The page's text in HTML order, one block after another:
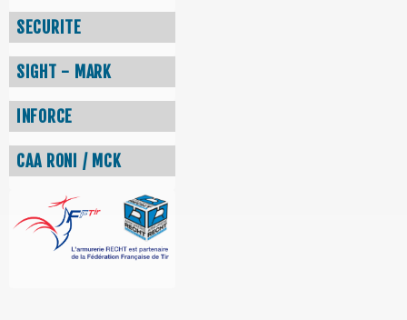
SECURITE
SIGHT - MARK
INFORCE
CAA RONI / MCK